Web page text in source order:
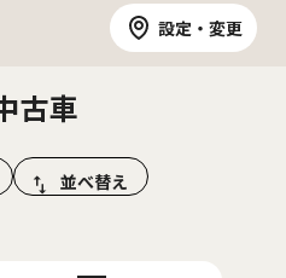
設定・変更
古車
並べ替え